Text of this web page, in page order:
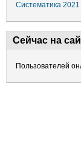
Систематика 2021
Сейчас на
Пользователей